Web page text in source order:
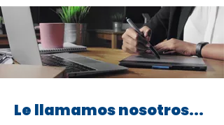
Le llamamos nosotros...